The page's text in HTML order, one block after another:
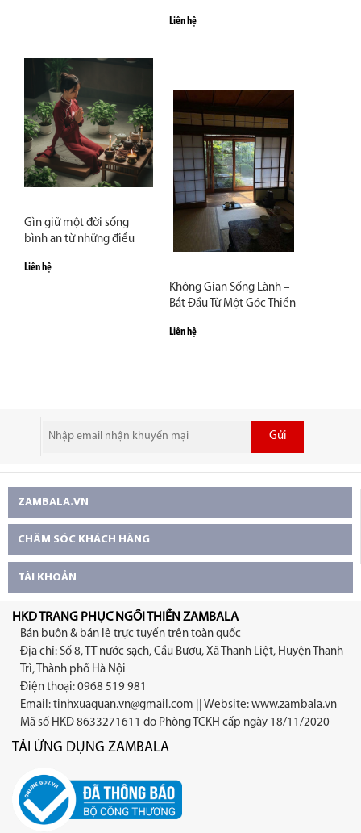
Gìn giữ một đời sống
bình an từ những điều
Liên hệ
Liên hệ
Không Gian Sống Lành –
Bắt Đầu Từ Một Góc Thiền
Liên hệ
Gửi
ZAMBALA.VN
CHĂM SÓC KHÁCH HÀNG
TÀI KHOẢN
HKD TRANG PHỤC NGỒI THIỀN ZAMBALA
Bán buôn & bán lẻ trực tuyến trên toàn quốc
Địa chỉ: Số 8, TT nước sạch, Cầu Bươu, Xã Thanh Liệt, Huyện Thanh
Trì, Thành phố Hà Nội
Điện thoại: 0968 519 981
Email: tinhxuaquan.vn@gmail.com || Website: www.zambala.vn
Mã số HKD 8633271611 do Phòng TCKH cấp ngày 18/11/2020
TẢI ỨNG DỤNG ZAMBALA